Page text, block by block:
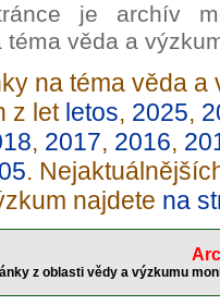
je archív
téma věda a
na téma věda
z let letos, 2025,
, 2017, 2016,
.
najdete na
z oblasti vědy a výzkumu